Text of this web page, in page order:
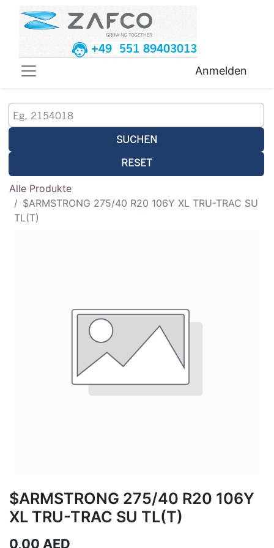
+49 551 89403013
Anmelden
SUCHEN
RESET
Alle Produkte
$ARMSTRONG 275/40 R20 106Y XL TRU-TRAC SU
TL(T)
$ARMSTRONG 275/40 R20 106Y
XL TRU-TRAC SU TL(T)
0,00 AED